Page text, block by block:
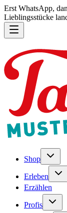
Erst WhatsApp,
Lieblingsstücke
Shop
Erleben
Erzählen
Profis